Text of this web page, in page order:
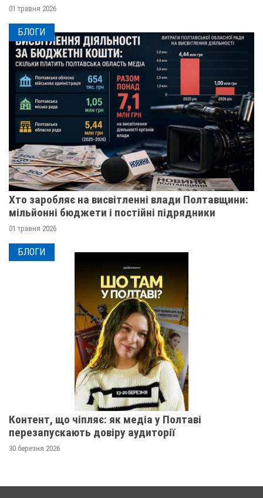
01 травня 2026
БЛОГИ
Хто заробляє на висвітленні влади Полтавщини:
мільйонні бюджети і постійні підрядники
01 травня 2026
БЛОГИ
Контент, що чіпляє: як медіа у Полтаві
перезапускають довіру аудиторії
30 березня 2026